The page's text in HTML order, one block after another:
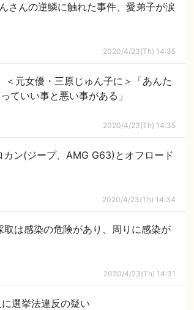
さんの逆鱗に触れた事件、愛弟子が涙
2020/4/23(Th) 14:35
＜元女優・三原じゅん子に＞「あんた
ていい事と悪い事がある」
2020/4/23(Th) 14:35
ン(ジープ、AMG G63)とオフロード
2020/4/23(Th) 14:34
取は感染の危険があり、周りに感染が
2020/4/23(Th) 14:31
選挙法違反の疑い